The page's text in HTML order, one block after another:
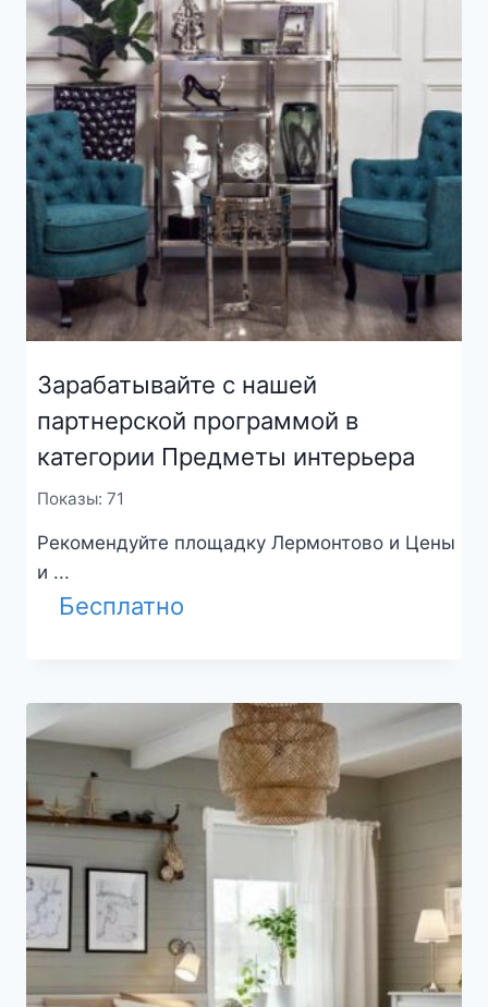
Зарабатывайте с нашей
партнерской программой в
категории Предметы интерьера
Показы: 71
Рекомендуйте площадку Лермонтово и Цены
и ...
Бесплатно